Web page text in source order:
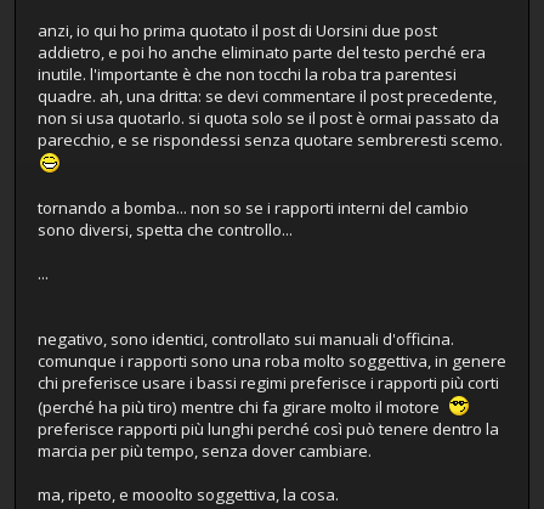
anzi, io qui ho prima quotato il post di Uorsini due post
addietro, e poi ho anche eliminato parte del testo perché era
inutile. l'importante è che non tocchi la roba tra parentesi
quadre. ah, una dritta: se devi commentare il post precedente,
non si usa quotarlo. si quota solo se il post è ormai passato da
parecchio, e se rispondessi senza quotare sembreresti scemo.
tornando a bomba... non so se i rapporti interni del cambio
sono diversi, spetta che controllo...
...
negativo, sono identici, controllato sui manuali d'officina.
comunque i rapporti sono una roba molto soggettiva, in genere
chi preferisce usare i bassi regimi preferisce i rapporti più corti
(perché ha più tiro) mentre chi fa girare molto il motore
preferisce rapporti più lunghi perché così può tenere dentro la
marcia per più tempo, senza dover cambiare.
ma, ripeto, e mooolto soggettiva, la cosa.